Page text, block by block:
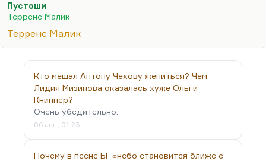
фильмов. Вот эти Пустынные земли, Hollow
Grounds Badlands, насколько я помню.
Видите, какая вещь. Вот эта история очень
похожа на то, что произошло в Пскове. Даже это
не гормональный бунт. Это подростковая
пустотность, подростковая неопытность
страшная, отсутствие сопереживания,
непонимание того, что другой человек может
испытывать боль; желание славы. Я не
оправдываю, скажем, Катю Власову…
Пустоши
Терренс Малик
Терренс Малик
Кто мешал Антону Чехову жениться? Чем
Лидия Мизинова оказалась хуже Ольги
Книппер?
Очень убедительно.
06 авг., 01:23
Почему в песне БГ «небо становится ближе с